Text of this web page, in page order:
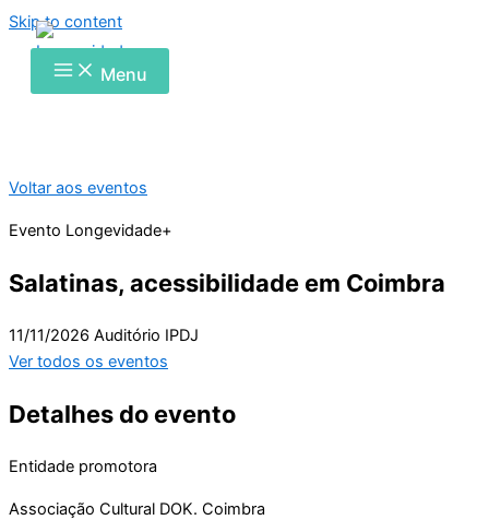
Skip to content
Menu
Voltar aos eventos
Evento Longevidade+
Salatinas, acessibilidade em Coimbra
11/11/2026 Auditório IPDJ
Ver todos os eventos
Detalhes do evento
Entidade promotora
Associação Cultural DOK. Coimbra